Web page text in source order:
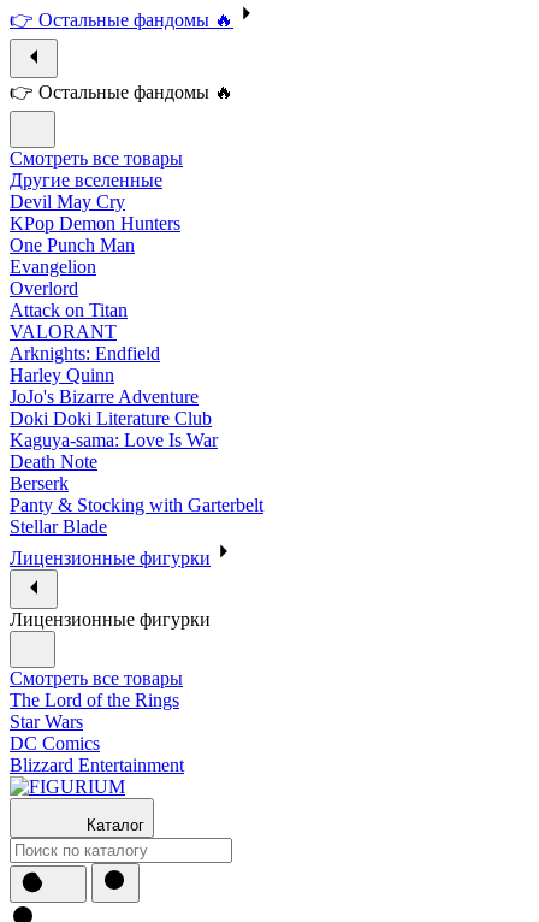
👉 Остальные фандомы 🔥
👉 Остальные фандомы 🔥
Смотреть все товары
Другие вселенные
Devil May Cry
KPop Demon Hunters
One Punch Man
Evangelion
Overlord
Attack on Titan
VALORANT
Arknights: Endfield
Harley Quinn
JoJo's Bizarre Adventure
Doki Doki Literature Club
Kaguya-sama: Love Is War
Death Note
Berserk
Panty & Stocking with Garterbelt
Stellar Blade
Лицензионные фигурки
Лицензионные фигурки
Смотреть все товары
The Lord of the Rings
Star Wars
DC Comics
Blizzard Entertainment
Каталог